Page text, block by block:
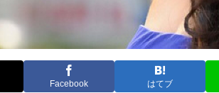
Facebook はてブ